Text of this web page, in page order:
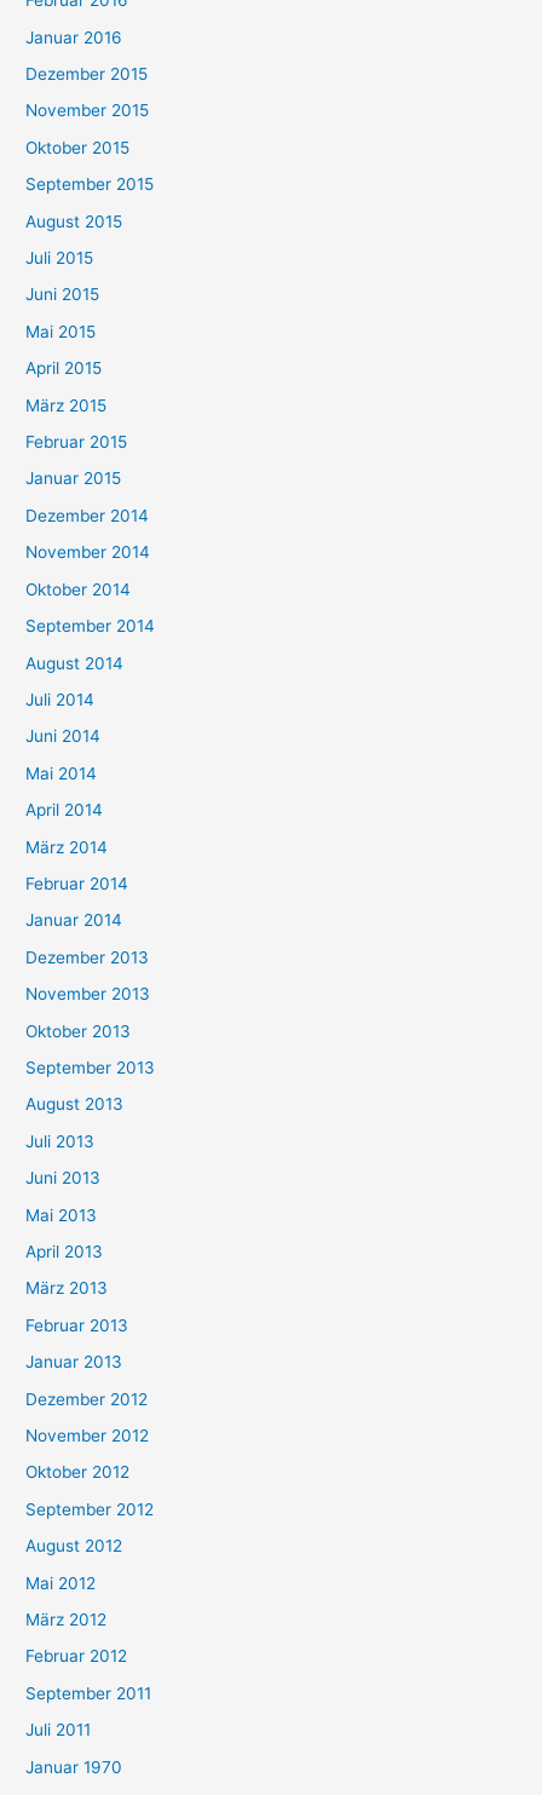
Januar 2016
Dezember 2015
November 2015
Oktober 2015
September 2015
August 2015
Juli 2015
Juni 2015
Mai 2015
April 2015
März 2015
Februar 2015
Januar 2015
Dezember 2014
November 2014
Oktober 2014
September 2014
August 2014
Juli 2014
Juni 2014
Mai 2014
April 2014
März 2014
Februar 2014
Januar 2014
Dezember 2013
November 2013
Oktober 2013
September 2013
August 2013
Juli 2013
Juni 2013
Mai 2013
April 2013
März 2013
Februar 2013
Januar 2013
Dezember 2012
November 2012
Oktober 2012
September 2012
August 2012
Mai 2012
März 2012
Februar 2012
September 2011
Juli 2011
Januar 1970